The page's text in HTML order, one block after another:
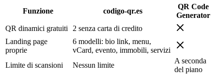
Funzione codigo-qr.es
QR Code
Generator
QR dinamici gratuiti
2 senza carta di credito
Landing page
proprie
6 modelli: bio link, menu,
vCard, evento, immobili, servizi
Limite di scansioni
Nessun limite
A seconda
del piano